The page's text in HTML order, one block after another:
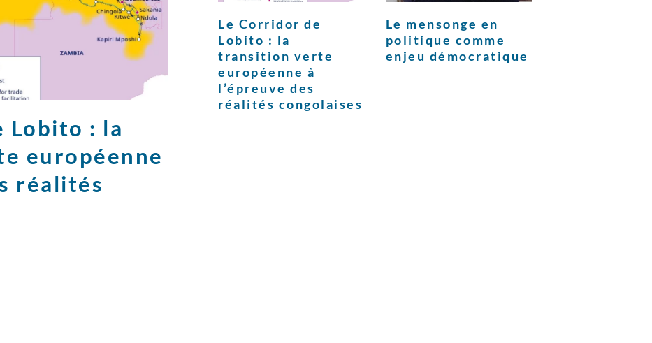
Lobito : la
européenne
réalités
Le Corridor de
Lobito : la
transition verte
européenne à
l’épreuve des
réalités congolaises
Le mensonge en
politique comme
enjeu démocratique